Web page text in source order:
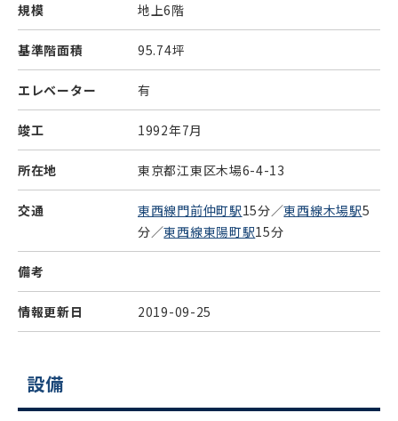
規模 地上6階
基準階面積 95.74坪
エレベーター 有
竣工 1992年7月
所在地 東京都江東区木場6-4-13
交通 東西線門前仲町駅15分／東西線木場駅5
分／東西線東陽町駅15分
備考
情報更新日 2019-09-25
設備